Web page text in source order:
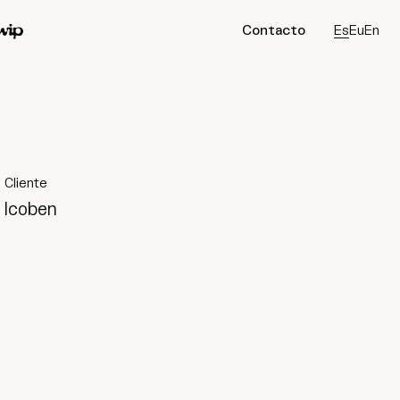
Contacto EsEuEn
Cliente
Icoben